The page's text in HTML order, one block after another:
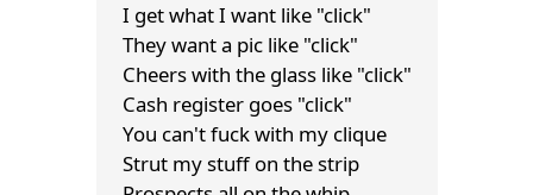
I get what I want like "click"
They want a pic like "click"
Cheers with the glass like "click"
Cash register goes "click"
You can't fuck with my clique
Strut my stuff on the strip